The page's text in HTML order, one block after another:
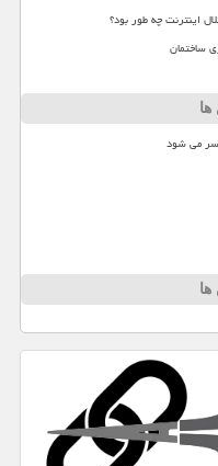
اینترنت چه طور بود؟
ساختمان
می شود
ها